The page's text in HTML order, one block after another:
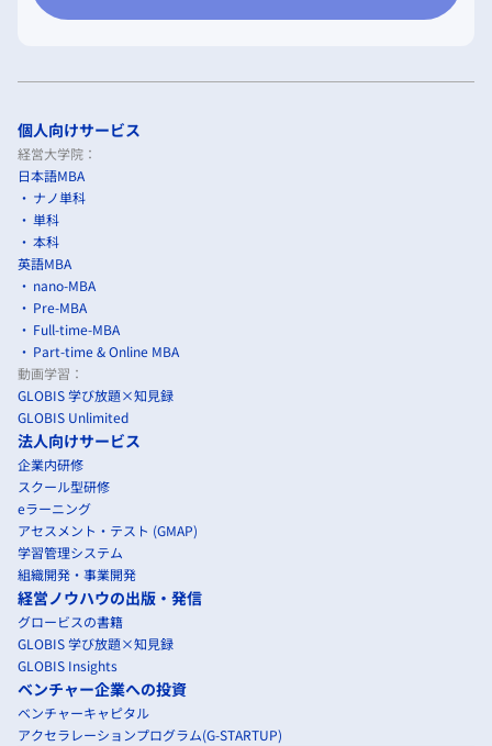
個人向けサービス
経営大学院：
日本語MBA
ナノ単科
単科
本科
英語MBA
nano-MBA
Pre-MBA
Full-time-MBA
Part-time & Online MBA
動画学習：
GLOBIS 学び放題×知見録
GLOBIS Unlimited
法人向けサービス
企業内研修
スクール型研修
eラーニング
アセスメント・テスト (GMAP)
学習管理システム
組織開発・事業開発
経営ノウハウの出版・発信
グロービスの書籍
GLOBIS 学び放題×知見録
GLOBIS Insights
ベンチャー企業への投資
ベンチャーキャピタル
アクセラレーションプログラム(G-STARTUP)